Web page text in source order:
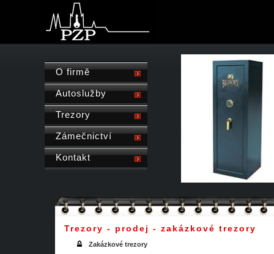
O firmě
Autoslužby
Trezory
Zámečnictví
Kontakt
Trezory - prodej - zakázkové trezory
Zakázkové trezory